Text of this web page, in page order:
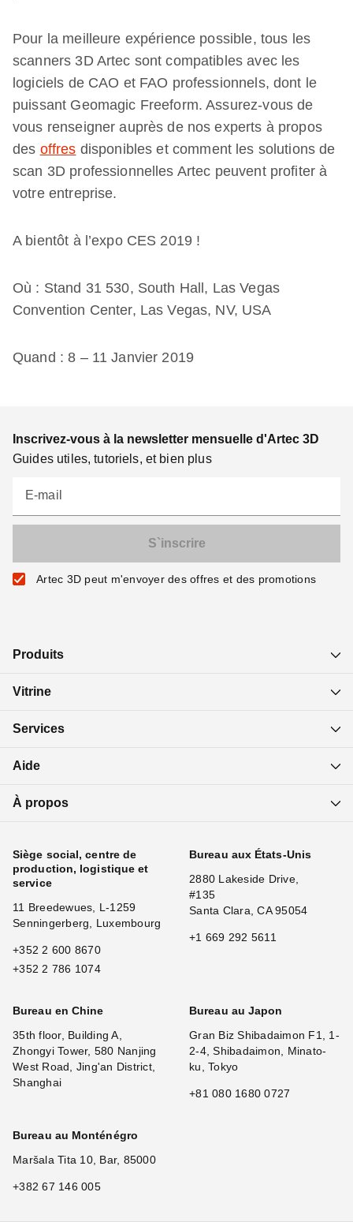
Pour la meilleure expérience possible, tous les
scanners 3D Artec sont compatibles avec les
logiciels de CAO et FAO professionnels, dont le
puissant Geomagic Freeform. Assurez-vous de
vous renseigner auprès de nos experts à propos
des offres disponibles et comment les solutions de
scan 3D professionnelles Artec peuvent profiter à
votre entreprise.
A bientôt à l’expo CES 2019 !
Où : Stand 31 530, South Hall, Las Vegas
Convention Center, Las Vegas, NV, USA
Quand : 8 – 11 Janvier 2019
Inscrivez-vous à la newsletter mensuelle d'Artec 3D
Guides utiles, tutoriels, et bien plus
E-mail
Artec 3D peut m'envoyer des offres et des promotions
Produits
Vitrine
Services
Aide
À propos
Siège social, centre de
production, logistique et
service
11 Breedewues, L-1259
Senningerberg, Luxembourg
+352 2 600 8670
+352 2 786 1074
Bureau aux États-Unis
2880 Lakeside Drive,
#135
Santa Clara, CA 95054
+1 669 292 5611
Bureau en Chine
35th floor, Building A,
Zhongyi Tower, 580 Nanjing
West Road, Jing'an District,
Shanghai
Bureau au Japon
Gran Biz Shibadaimon F1, 1-
2-4, Shibadaimon, Minato-
ku, Tokyo
+81 080 1680 0727
Bureau au Monténégro
Maršala Tita 10, Bar, 85000
+382 67 146 005